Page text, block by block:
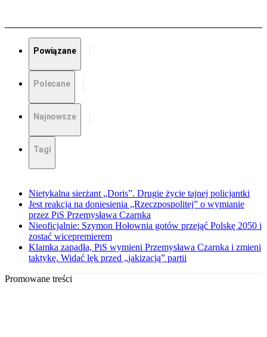
Powiązane
Polecane
Najnowsze
Tagi
Nietykalna sierżant „Doris”. Drugie życie tajnej policjantki
Jest reakcja na doniesienia „Rzeczpospolitej” o wymianie
przez PiS Przemysława Czarnka
Nieoficjalnie: Szymon Hołownia gotów przejąć Polskę 2050 i
zostać wicepremierem
Klamka zapadła, PiS wymieni Przemysława Czarnka i zmieni
taktykę. Widać lęk przed „jakizacją” partii
Promowane treści